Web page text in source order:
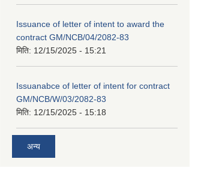
Issuance of letter of intent to award the
contract GM/NCB/04/2082-83
मिति: 12/15/2025 - 15:21
Issuanabce of letter of intent for contract
GM/NCB/W/03/2082-83
मिति: 12/15/2025 - 15:18
अन्य